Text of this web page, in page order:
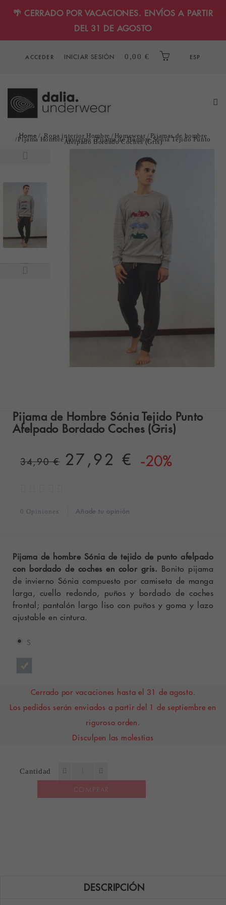
🌴 CERRADO POR VACACIONES. ENVÍOS A PARTIR
DEL 31 DE AGOSTO
ACCEDER INICIAR SESIÓN 0,00 € ESP
Home Ropa interior Hombre Homewear Pijamas de hombre
Pijama Hombre Invierno Pijama de Hombre Sónia Tejido Punto
Afelpado Bordado Coches (Gris)
Pijama de Hombre Sónia Tejido Punto
Afelpado Bordado Coches (Gris)
34,90 € 27,92 € -20%
0 Opiniones Añade tu opinión
Pijama de hombre Sónia de tejido de punto afelpado
con bordado de coches en color gris. Bonito pijama
de invierno Sónia compuesto por camiseta de manga
larga, cuello redondo, puños y bordado de coches
frontal; pantalón largo liso con puños y goma y lazo
ajustable en cintura.
S
Cerrado por vacaciones hasta el 31 de agosto.
Los pedidos serán enviados a partir del 1 de septiembre en
riguroso orden.
Disculpen las molestias
Cantidad
COMPRAR
DESCRIPCIÓN